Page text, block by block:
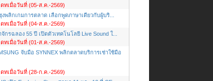
ดทเมื่อวันที่ (05-ส.ค.-2569)
พลิกเกมการตลาด เลือกพูดภาษาเดียวกับผู้บริ...
ดทเมื่อวันที่ (04-ส.ค.-2569)
กรฉลอง 55 ปี เปิดตัวเทคโนโลยี Live Sound ใ...
ดทเมื่อวันที่ (01-ส.ค.-2569)
จับมือ SYNNEX พลิกตลาดบริการเช่าใช้มือ
ดทเมื่อวันที่ (28-ก.ค.-2569)